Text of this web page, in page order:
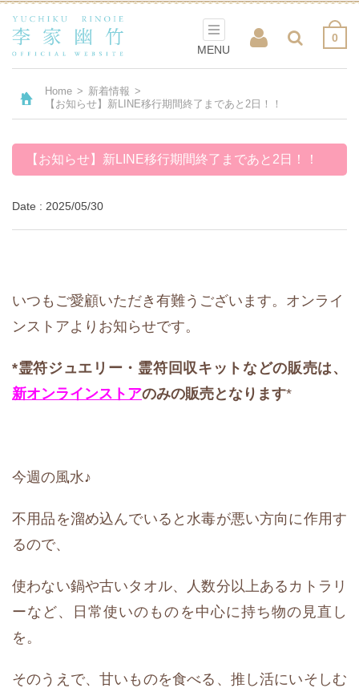
0
MENU
Home > 新着情報 >
【お知らせ】新LINE移行期間終了まであと2日！！
【お知らせ】新LINE移行期間終了まであと2日！！
Date : 2025/05/30
いつもご愛顧いただき有難うございます。オンライ
ンストアよりお知らせです。
*霊符ジュエリー ・霊符回収キットなどの販売は、
新オンラインストアのみの販売となります*
今週の風水♪
不用品を溜め込んでいると水毒が悪い方向に作用す
るので、
使わない鍋や古いタオル、人数分以上あるカトラリ
ーなど、日常使いのものを中心に持ち物の見直し
を。
そのうえで、甘いものを食べる、推し活にいそしむ